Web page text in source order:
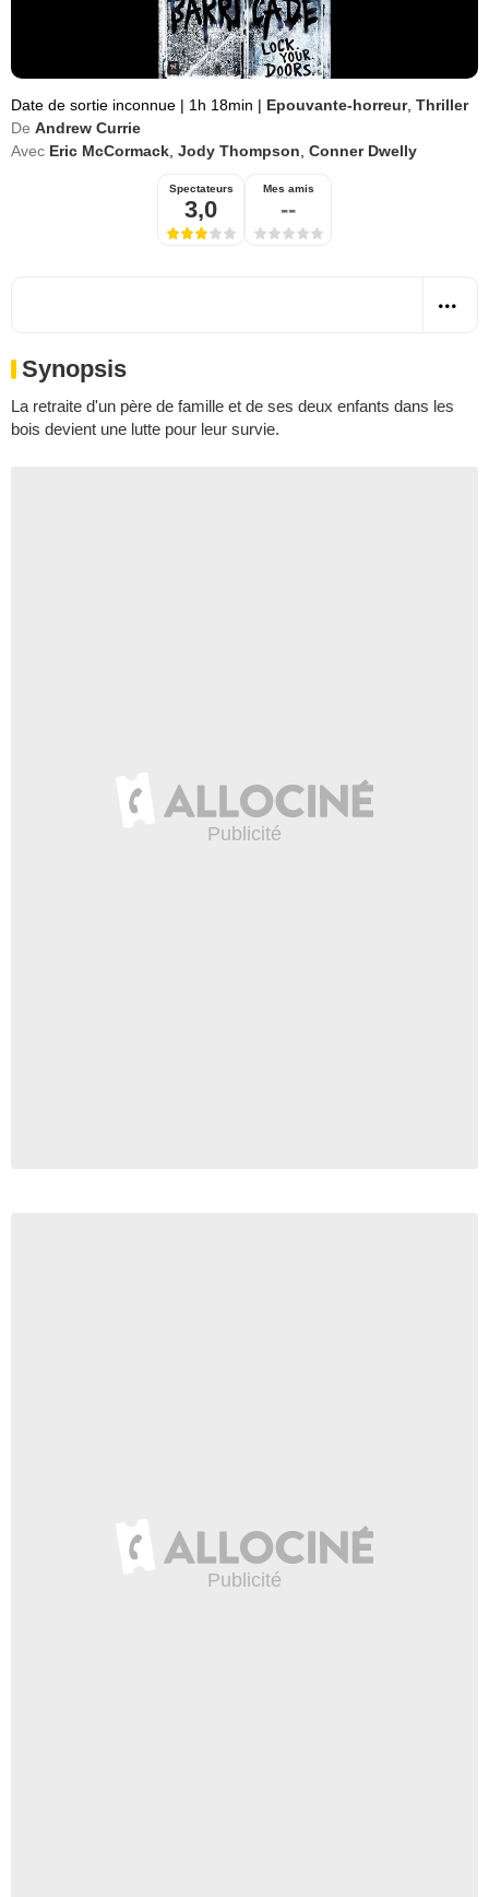
Date de sortie inconnue | 1h 18min | Epouvante-horreur, Thriller
De Andrew Currie
Avec Eric McCormack Jody Thompson Conner Dwelly
Spectateurs
3,0
Mes amis
--
Synopsis
La retraite d'un père de famille et de ses deux enfants dans les
bois devient une lutte pour leur survie.